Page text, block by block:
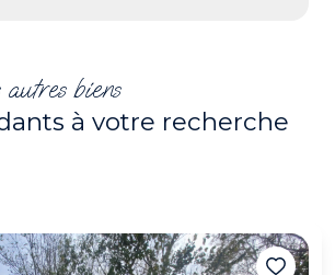
biens
à votre recherche